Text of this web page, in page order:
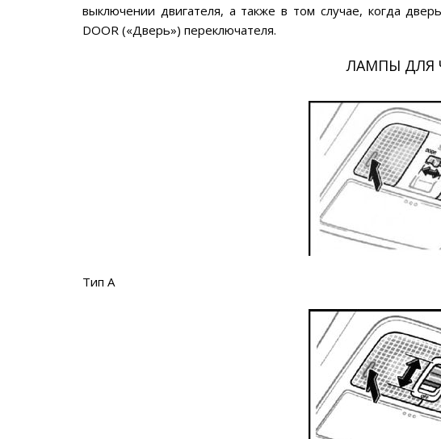
выключении двигателя, а также в том случае, когда
DOOR («Дверь») переключателя.
ЛАМПЫ ДЛЯ
Тип А